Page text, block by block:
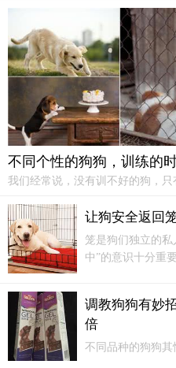
喊着：“恭喜发财，红包拿来。”
让狗狗进行作揖，看着狗狗做着
笑，还能获得许多好感呢！
训练狗
我们经常说，没有训不好的狗，
教程在 训练狗 狗了，但就是训不好
的身上，说狗笨！其实并非是狗笨
让狗安全返回
笼是狗们独立的
中”的意识十分重
家中，也可以让
调教狗狗有妙
倍
不同品种的狗狗